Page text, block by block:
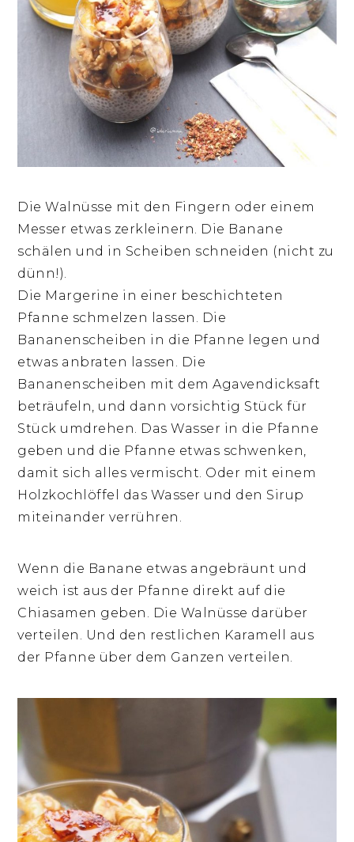
Die Walnüsse mit den Fingern oder einem
Messer etwas zerkleinern. Die Banane
schälen und in Scheiben schneiden (nicht zu
dünn!).
Die Margerine in einer beschichteten
Pfanne schmelzen lassen. Die
Bananenscheiben in die Pfanne legen und
etwas anbraten lassen. Die
Bananenscheiben mit dem Agavendicksaft
beträufeln, und dann vorsichtig Stück für
Stück umdrehen. Das Wasser in die Pfanne
geben und die Pfanne etwas schwenken,
damit sich alles vermischt. Oder mit einem
Holzkochlöffel das Wasser und den Sirup
miteinander verrühren.
Wenn die Banane etwas angebräunt und
weich ist aus der Pfanne direkt auf die
Chiasamen geben. Die Walnüsse darüber
verteilen. Und den restlichen Karamell aus
der Pfanne über dem Ganzen verteilen.